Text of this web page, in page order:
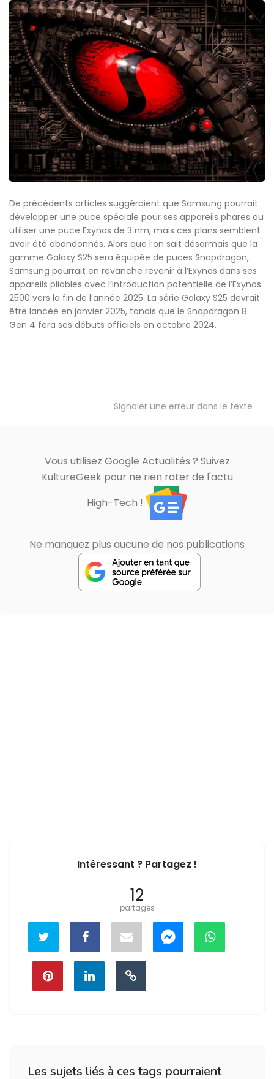
De précédents articles suggéraient que Samsung pourrait
développer une puce spéciale pour ses appareils phares ou
utiliser une puce Exynos de 3 nm, mais ces plans semblent
avoir été abandonnés. Alors que l’on sait désormais que la
gamme Galaxy S25 sera équipée de puces Snapdragon,
Samsung pourrait en revanche revenir à l’Exynos dans ses
appareils pliables avec l’introduction potentielle de l’Exynos
2500 vers la fin de l’année 2025. La série Galaxy S25 devrait
être lancée en janvier 2025, tandis que le Snapdragon 8
Gen 4 fera ses débuts officiels en octobre 2024.
Signaler une erreur dans le texte
Vous utilisez Google Actualités ? Suivez
KultureGeek pour ne rien rater de l'actu
High-Tech !
Ne manquez plus aucune de nos publications
:
Intéressant ? Partagez !
12
partages
Les sujets liés à ces tags pourraient